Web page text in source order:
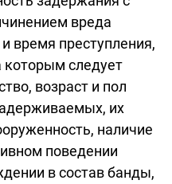
вреда
время преступления,
которым следует
возраст и пол
их
наличие
поведении
в состав банды,